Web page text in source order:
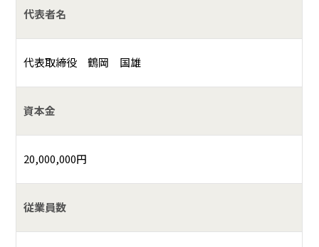
代表者名
代表取締役 鶴岡 国雄
資本金
20,000,000円
従業員数